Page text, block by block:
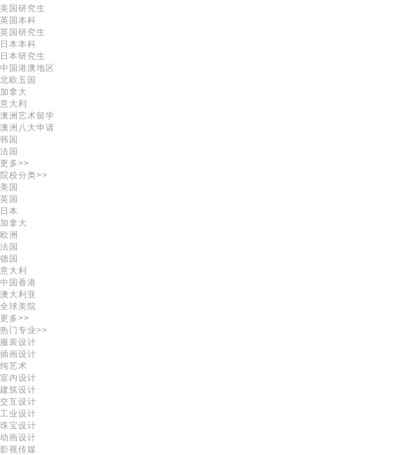
美国研究生
英国本科
英国研究生
日本本科
日本研究生
中国港澳地区
北欧五国
加拿大
意大利
澳洲艺术留学
澳洲八大申请
韩国
法国
更多>>
院校分类>>
美国
英国
日本
加拿大
欧洲
法国
德国
意大利
中国香港
澳大利亚
全球美院
更多>>
热门专业>>
服装设计
插画设计
纯艺术
室内设计
建筑设计
交互设计
工业设计
珠宝设计
动画设计
影视传媒